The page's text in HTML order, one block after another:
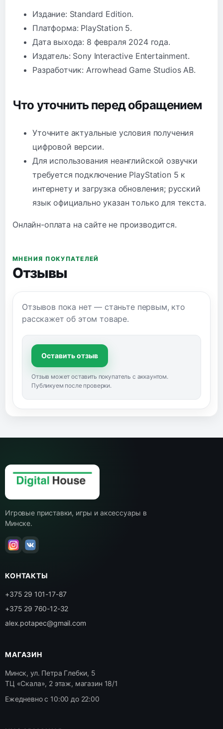
Издание: Standard Edition.
Платформа: PlayStation 5.
Дата выхода: 8 февраля 2024 года.
Издатель: Sony Interactive Entertainment.
Разработчик: Arrowhead Game Studios AB.
Что уточнить перед обращением
Уточните актуальные условия получения
цифровой версии.
Для использования неанглийской озвучки
требуется подключение PlayStation 5 к
интернету и загрузка обновления; русский
язык официально указан только для текста.
Онлайн-оплата на сайте не производится.
МНЕНИЯ ПОКУПАТЕЛЕЙ
Отзывы
Отзывов пока нет — станьте первым, кто
расскажет об этом товаре.
Оставить отзыв
Отзыв может оставить покупатель с аккаунтом.
Публикуем после проверки.
Игровые приставки, игры и аксессуары в
Минске.
КОНТАКТЫ
+375 29 101-17-87
+375 29 760-12-32
alex.potapec@gmail.com
МАГАЗИН
Минск, ул. Петра Глебки, 5
ТЦ «Скала», 2 этаж, магазин 18/1
Ежедневно с 10:00 до 22:00